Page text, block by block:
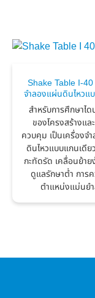
Shake Table I-40
จำลองแผ่นดินไหวแ
สำหรับการศึกษาไ
ของโครงสร้างแล
ควบคุม เป็นเครื่องจ
ดินไหวแบบแกนเดีย
กะทัดรัด เคลื่อนย้าย
ดูแลรักษาต่ำ การ
ตำแหน่งแม่นย